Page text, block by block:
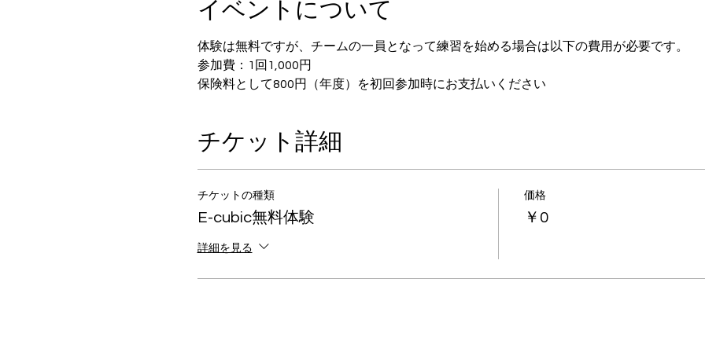
イベントについて
体験は無料ですが、チームの一員となって練習を始める場合は以下の費用が必要です。
参加費：1回1,000円
保険料として800円（年度）を初回参加時にお支払いください
チケット詳細
チケットの種類
E-cubic無料体験
詳細を見る
価格
￥0